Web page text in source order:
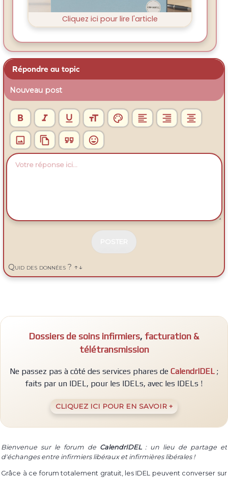
Cliquez ici pour lire l'article
Répondre au topic
Nouveau post
      


  
P
A
M
Quid des données ? ↑↓
Dossiers de soins infirmiers, facturation &
télétransmission
Ne passez pas à côté des services phares de CalendrIDEL ;
faits par un IDEL, pour les IDELs, avec les IDELs !
CLIQUEZ ICI POUR EN SAVOIR +
Bienvenue sur le forum de CalendrIDEL: un lieu de partage et
d'échanges entre infirmiers libéraux et infirmières libérales !
Grâce à ce forum totalement gratuit, les IDEL peuvent converser sur